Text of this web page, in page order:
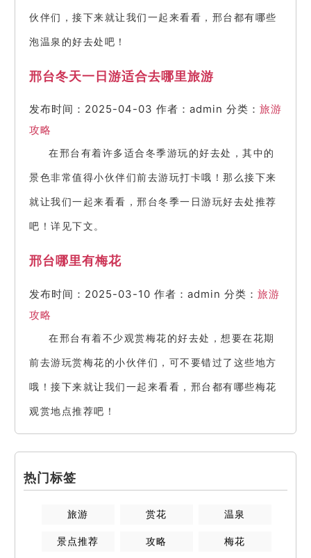
伙伴们，接下来就让我们一起来看看，邢台都有哪些
泡温泉的好去处吧！
邢台冬天一日游适合去哪里旅游
发布时间：2025-04-03 作者：admin 分类： 旅游
攻略
在邢台有着许多适合冬季游玩的好去处，其中的
景色非常值得小伙伴们前去游玩打卡哦！那么接下来
就让我们一起来看看，邢台冬季一日游玩好去处推荐
吧！详见下文。
邢台哪里有梅花
发布时间：2025-03-10 作者：admin 分类： 旅游
攻略
在邢台有着不少观赏梅花的好去处，想要在花期
前去游玩赏梅花的小伙伴们，可不要错过了这些地方
哦！接下来就让我们一起来看看，邢台都有哪些梅花
观赏地点推荐吧！
热门标签
旅游 赏花 温泉
景点推荐 攻略 梅花